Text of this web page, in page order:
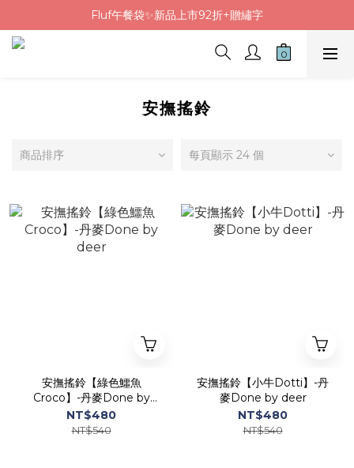
Fluf午餐袋✨新品上市92折+贈繡字
Fluf午餐袋✨新品上市92折+贈繡字
三色碗組上市🍚贈中英文姓名&【水果】雷雕
Fluf午餐袋✨新品上市92折+贈繡字
安撫搖鈴
商品排序 每頁顯示 24 個
安撫搖鈴【綠色鱷魚
Croco】-丹麥Done by
deer
NT$480
NT$540
安撫搖鈴【小牛Dotti】-丹
麥Done by deer
NT$480
NT$540